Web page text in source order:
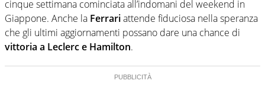
cinque settimana cominciata all’indomani del weekend in
Giappone. Anche la Ferrariattende fiduciosa nella speranza
che gli ultimi aggiornamenti possano dare una chance di
vittoria a Leclerc e Hamilton.